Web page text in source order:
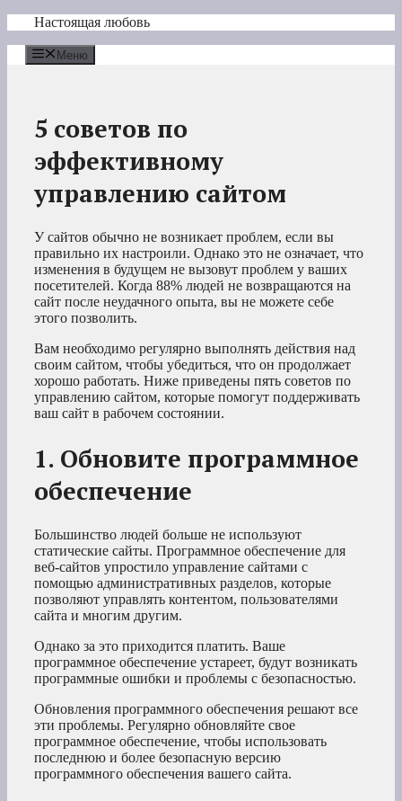
Перейти
содержимому
Настоящая любовь
Меню
5 советов по
эффективному
управлению сайтом
У сайтов обычно не возникает проблем, если вы
правильно их настроили. Однако это не означает, что
изменения в будущем не вызовут проблем у ваших
посетителей. Когда 88% людей не возвращаются на
сайт после неудачного опыта, вы не можете себе
этого позволить.
Вам необходимо регулярно выполнять действия над
своим сайтом, чтобы убедиться, что он продолжает
хорошо работать. Ниже приведены пять советов по
управлению сайтом, которые помогут поддерживать
ваш сайт в рабочем состоянии.
1. Обновите программное
обеспечение
Большинство людей больше не используют
статические сайты. Программное обеспечение для
веб-сайтов упростило управление сайтами с
помощью административных разделов, которые
позволяют управлять контентом, пользователями
сайта и многим другим.
Однако за это приходится платить. Ваше
программное обеспечение устареет, будут возникать
программные ошибки и проблемы с безопасностью.
Обновления программного обеспечения решают все
эти проблемы. Регулярно обновляйте свое
программное обеспечение, чтобы использовать
последнюю и более безопасную версию
программного обеспечения вашего сайта.